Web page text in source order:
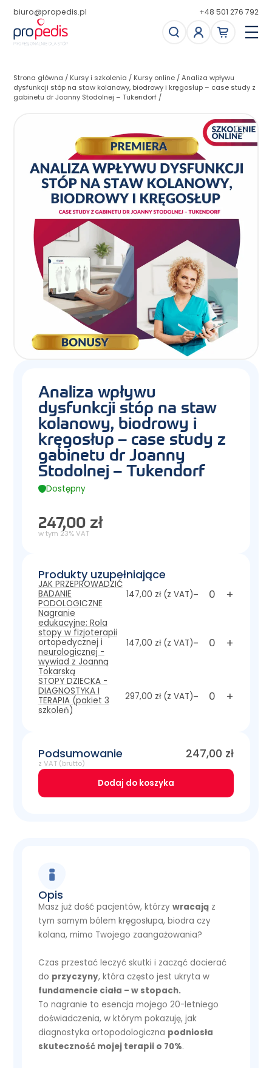
biuro@propedis.pl +48 501 276 792
Strona główna / Kursy i szkolenia / Kursy online /Analiza wpływu
dysfunkcji stóp na staw kolanowy, biodrowy i kręgosłup – case study z
gabinetu dr Joanny Stodolnej – Tukendorf /
Analiza wpływu
dysfunkcji stóp na staw
kolanowy, biodrowy i
kręgosłup – case study z
gabinetu dr Joanny
Stodolnej – Tukendorf
Dostępny
247,00 zł
w tym 23% VAT
Produkty uzupełniające
JAK PRZEPROWADZIĆ
BADANIE
PODOLOGICZNE
147,00 zł (z VAT)- +
Nagranie
edukacyjne: Rola
stopy w fizjoterapii
ortopedycznej i
neurologicznej -
wywiad z Joanną
Tokarską
147,00 zł (z VAT)- +
STOPY DZIECKA -
DIAGNOSTYKA I
TERAPIA (pakiet 3
szkoleń)
297,00 zł (z VAT)- +
Podsumowanie
z VAT (brutto)
247,00 zł
Dodaj do koszyka
Opis
Masz już dość pacjentów, którzy wracająz
tym samym bólem kręgosłupa, biodra czy
kolana, mimo Twojego zaangażowania?
Czas przestać leczyć skutki i zacząć docierać
do przyczyny, która często jest ukryta w
fundamencie ciała – w stopach.
To nagranie to esencja mojego 20-letniego
doświadczenia, w którym pokazuję, jak
diagnostyka ortopodologiczna podniosła
skuteczność mojej terapii o 70%.